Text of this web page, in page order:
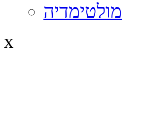
מולטימדיה
x